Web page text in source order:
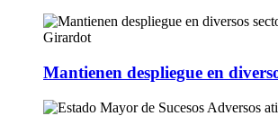
Mantienen despliegue en